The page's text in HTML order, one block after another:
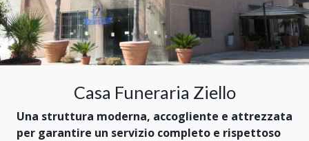
Casa Funeraria Ziello
Una struttura moderna, accogliente e attrezzata
per garantire un servizio completo e rispettoso